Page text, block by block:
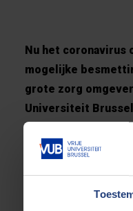
Nu het coronavirus
mogelijke
grote zorg
Universiteit
corona op een
mensen zich